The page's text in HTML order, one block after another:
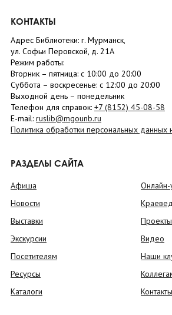
КОНТАКТЫ
Адрес Библиотеки: г. Мурманск,
ул. Софьи Перовской, д. 21А
Режим работы:
Вторник – пятница: с 10:00 до 20:00
Суббота – воскресенье: c 12:00 до 20:00
Выходной день – понедельник
Телефон для справок: +7 (8152) 45-08-58
E-mail: ruslib@mgounb.ru
Политика обработки персональных
РАЗДЕЛЫ САЙТА
Афиша
Новости
Выставки
Экскурсии
Посетителям
Ресурсы
Каталоги
Онлайн-
Видео
Наши
Контакты